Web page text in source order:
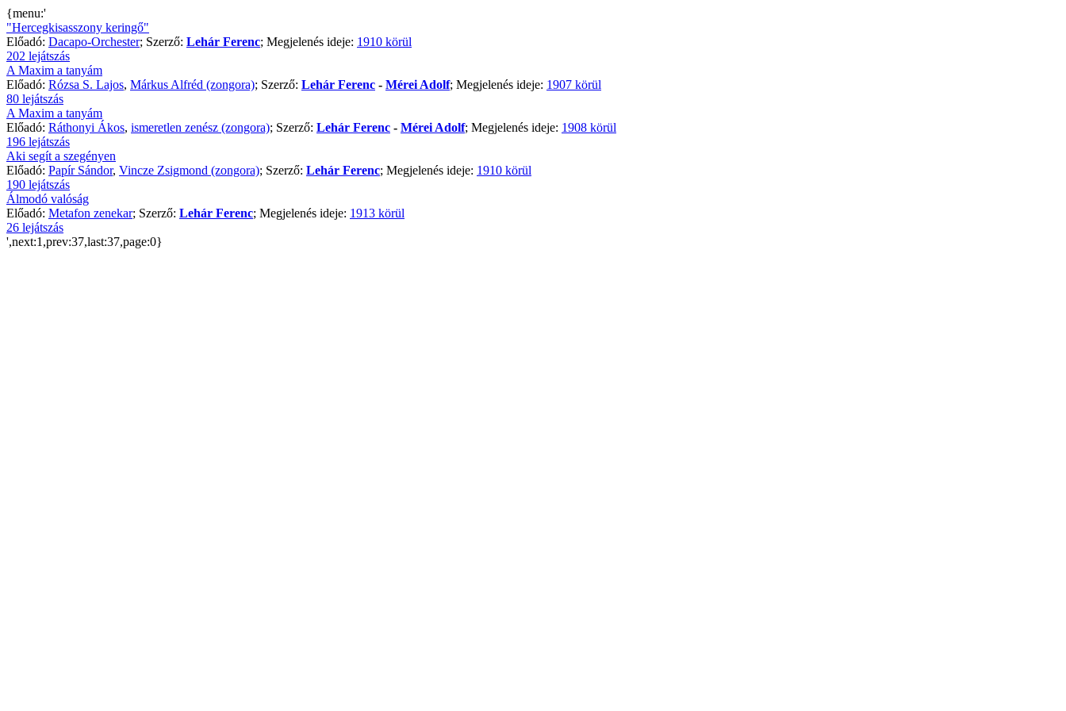
{menu:'
"Hercegkisasszony keringő"
Előadó: Dacapo-Orchester; Szerző: Lehár Ferenc; Megjelenés ideje: 1910 körül
202 lejátszás
A Maxim a tanyám
Előadó: Rózsa S. Lajos, Márkus Alfréd (zongora); Szerző: Lehár Ferenc - Mérei Adolf; Megjelenés ideje: 1907 körül
80 lejátszás
A Maxim a tanyám
Előadó: Ráthonyi Ákos, ismeretlen zenész (zongora); Szerző: Lehár Ferenc - Mérei Adolf; Megjelenés ideje: 1908 körül
196 lejátszás
Aki segít a szegényen
Előadó: Papír Sándor, Vincze Zsigmond (zongora); Szerző: Lehár Ferenc; Megjelenés ideje: 1910 körül
190 lejátszás
Álmodó valóság
Előadó: Metafon zenekar; Szerző: Lehár Ferenc; Megjelenés ideje: 1913 körül
26 lejátszás
',next:1,prev:37,last:37,page:0}